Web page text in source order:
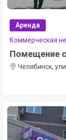
Аренда
Коммерческая
Помещение
Челябинск,